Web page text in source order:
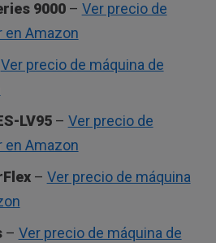
9000– Ver precio de
en Amazon
Ver precio de máquina de
LV95– Ver precio de
en Amazon
– Ver precio de máquina
– Ver precio de máquina de